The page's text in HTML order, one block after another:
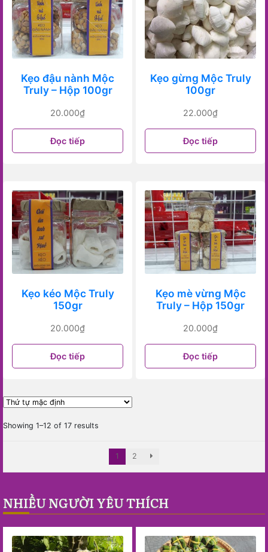
Kẹo đậu nành Mộc
Truly – Hộp 100gr
20.000₫
Đọc tiếp
Kẹo gừng Mộc Truly
100gr
22.000₫
Đọc tiếp
Kẹo kéo Mộc Truly
150gr
20.000₫
Đọc tiếp
Kẹo mè vừng Mộc
Truly – Hộp 150gr
20.000₫
Đọc tiếp
Showing 1–12 of 17 results
1 2
NHIỀU NGƯỜI YÊU THÍCH